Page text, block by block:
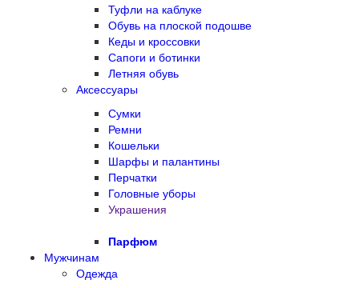
Туфли на каблуке
Обувь на плоской подошве
Кеды и кроссовки
Сапоги и ботинки
Летняя обувь
Аксессуары
Сумки
Ремни
Кошельки
Шарфы и палантины
Перчатки
Головные уборы
Украшения
Парфюм
Мужчинам
Одежда